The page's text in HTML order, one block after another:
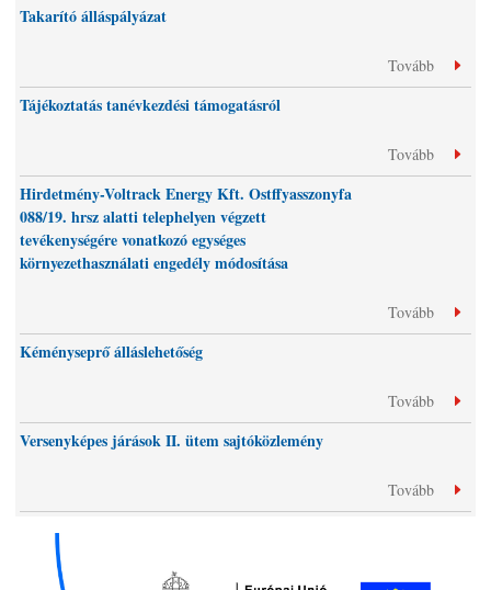
Takarító álláspályázat
Tovább
Tájékoztatás tanévkezdési támogatásról
Tovább
Hirdetmény-Voltrack Energy Kft. Ostffyasszonyfa
088/19. hrsz alatti telephelyen végzett
tevékenységére vonatkozó egységes
környezethasználati engedély módosítása
Tovább
Kéményseprő álláslehetőség
Tovább
Versenyképes járások II. ütem sajtóközlemény
Tovább